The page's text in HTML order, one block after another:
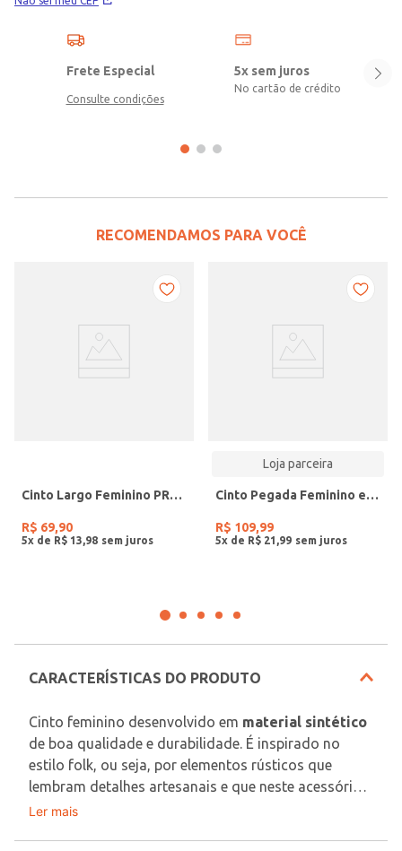
Frete Especial
Consulte condições
5x sem juros
No cartão de crédito
RECOMENDAMOS PARA VOCÊ
Cinto Largo Feminino PRETO
R$ 69,90
5x de R$ 13 98
Loja parceira
Cinto Pegada Feminino em Couro Off White CI001212-03
R$ 109,99
5x de R$ 21 99
CARACTERÍSTICAS DO PRODUTO
Cinto feminino desenvolvido em material sintético
de boa qualidade e durabilidade. É inspirado no
estilo folk, ou seja, por elementos rústicos que
lembram detalhes artesanais e que neste acessório
se caracteriza pelos desenhos de flores em toda a
Material: Sintético
Ler mais